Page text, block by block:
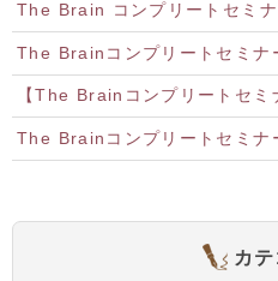
The Brain コンプリートセミナ
The Brainコンプリートセミナ
【The Brainコンプリートセミ
The Brainコンプリートセミナ
カ